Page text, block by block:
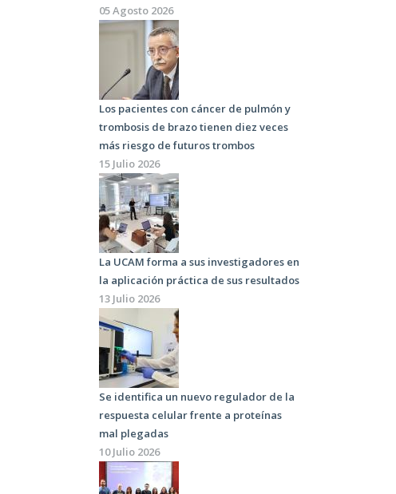
05 Agosto 2026
Los pacientes con cáncer de pulmón y
trombosis de brazo tienen diez veces
más riesgo de futuros trombos
15 Julio 2026
La UCAM forma a sus investigadores en
la aplicación práctica de sus resultados
13 Julio 2026
Se identifica un nuevo regulador de la
respuesta celular frente a proteínas
mal plegadas
10 Julio 2026